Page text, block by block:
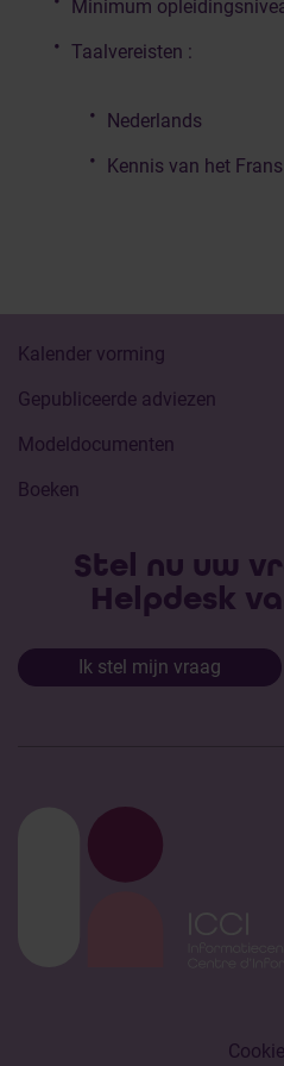
Minimum
Taalvereisten :
Nederlands
Kennis van het
Kalender vorming
Gepubliceerde adviezen
Modeldocumenten
Boeken
Stel nu uw
Helpdesk
Ik stel mijn vraag